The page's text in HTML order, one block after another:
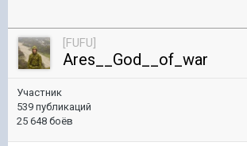
[FUFU]
Ares__God__of_war
Участник
539 публикаций
25 648 боёв